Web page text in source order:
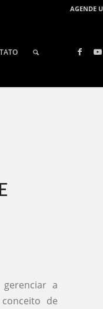
AGENDE
a
de